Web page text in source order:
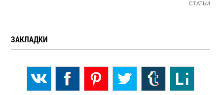
СТАТЬИ
ЗАКЛАДКИ